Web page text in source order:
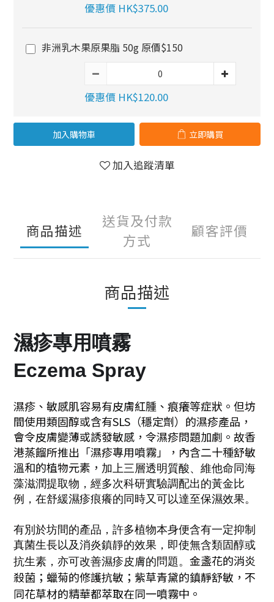
優惠價 HK$375.00
非洲乳木果原果脂 50g 原價$150
優惠價 HK$120.00
加入購物車 立即購買
加入追蹤清單
商品描述
送貨及付款
方式
顧客評價
商品描述
濕疹專用噴霧
Eczema Spray
濕疹、敏感肌容易有皮膚紅腫、痕癢等症狀。但坊
間使用類固醇或含有SLS（穩定劑）的濕疹產品，
會令皮膚變薄或誘發敏感，令濕疹問題加劇。 故香
港蒸餾所推出「濕疹專用噴霧」，內含二十種舒敏
溫和的植物元素， 加上三層透明質酸、維他命同海
藻滋潤提取物，經多次科研實驗調配出的黃金比
例，在舒緩濕疹痕癢的同時又可以達至保濕效果。
有別於坊間的產品，許多植物本身便含有一定抑制
真菌生長以及消炎鎮靜的效果，即使無含類固醇或
抗生素，亦可改善濕疹皮膚的問題。 金盞花的消炎
殺菌；蠟菊的修護抗敏；紫草青黛的鎮靜舒敏 ，不
同花草材的精華都萃取在同一噴霧中。